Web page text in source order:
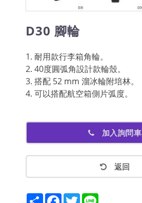
D30 腳輪
1. 耐用款行李箱角輪。
2. 40度圓弧角設計款輪殼。
3. 搭配 52 mm 溜冰輪附培林。
4. 可以搭配航空箱側片弧度。
加入詢問車
返回
ShareFacebook
Twitter